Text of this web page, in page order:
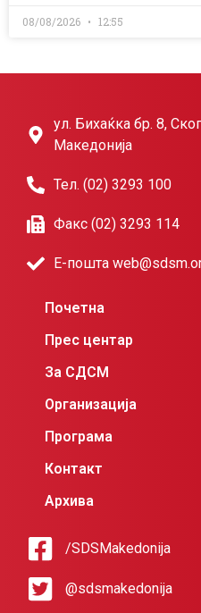
08/08/2026 12:55
ул. Бихаќка бр. 8,
Македонија
Тел. (02) 3293 100
Факс (02) 3293 114
Е-пошта
Почетна
Прес центар
За СДСМ
Организација
Програма
Контакт
Архива
/SDSMakedonija
@sdsmakedonija